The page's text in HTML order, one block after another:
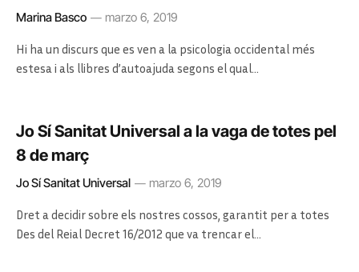
Marina Basco marzo 6, 2019
Hi ha un discurs que es ven a la psicologia occidental més
estesa i als llibres d’autoajuda segons el qual…
Jo Sí Sanitat Universal a la vaga de totes pel
8 de març
Jo Sí Sanitat Universal marzo 6, 2019
Dret a decidir sobre els nostres cossos, garantit per a totes
Des del Reial Decret 16/2012 que va trencar el…